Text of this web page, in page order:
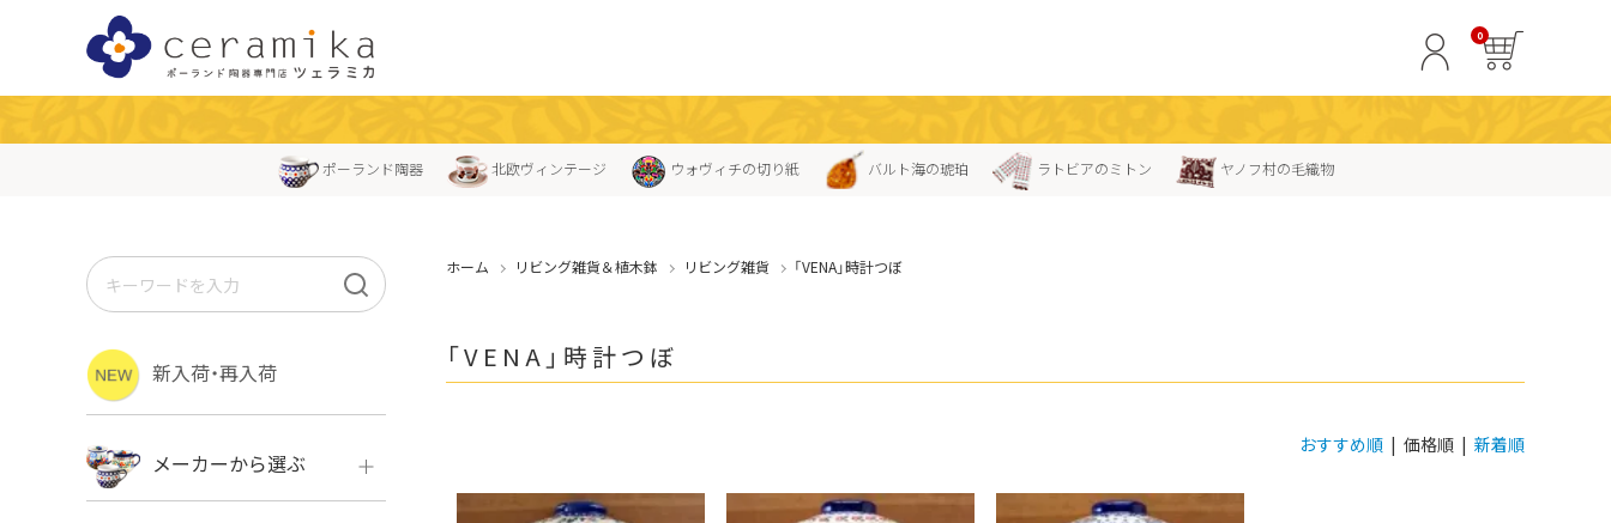
0
ポーランド陶器 北欧ヴィンテージ ウォヴィチの切り紙 バルト海の琥珀 ラトビアのミトン ヤノフ村の毛織物
ホーム リビング雑貨＆植木鉢 リビング雑貨 「VENA」時計つぼ
「VENA」時計つぼ
おすすめ順 | 価格順 | 新着順
新入荷・再入荷
メーカーから選ぶ